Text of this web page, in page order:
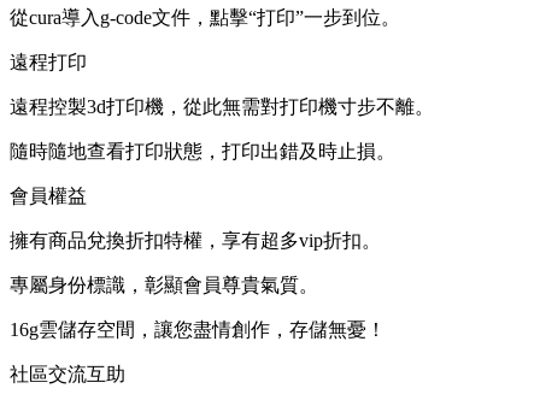
從cura導入g-code文件，點擊“打印”一步到位。
遠程打印
遠程控製3d打印機，從此無需對打印機寸步不離。
隨時隨地查看打印狀態，打印出錯及時止損。
會員權益
擁有商品兌換折扣特權，享有超多vip折扣。
專屬身份標識，彰顯會員尊貴氣質。
16g雲儲存空間，讓您盡情創作，存儲無憂！
社區交流互助